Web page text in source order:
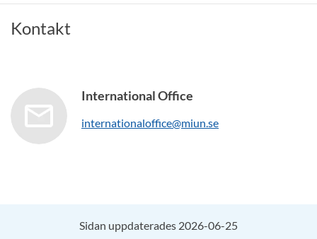
Kontakt
International Office
internationaloffice@miun.se
Sidan uppdaterades 2026-06-25